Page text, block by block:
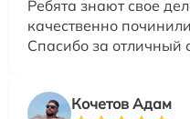
Ребята знают свое
качественно
Спасибо за отличный
Кочетов Адам